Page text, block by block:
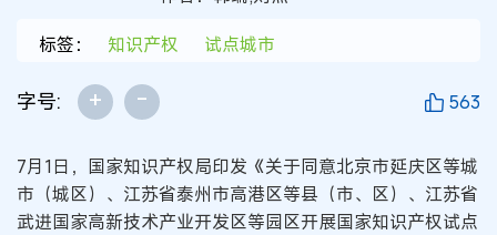
标签：
知识产权 试点城市
字号: + - 563
7月1日，国家知识产权局印发《关于同意北京市延庆区等城
市（城区）、江苏省泰州市高港区等县（市、区）、江苏省
武进国家高新技术产业开发区等园区开展国家知识产权试点